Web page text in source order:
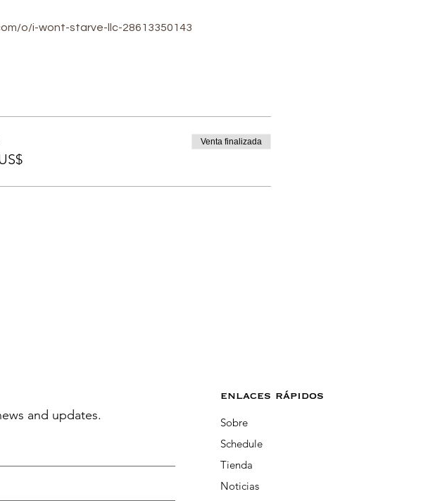
o/i-wont-starve-llc-28613350143
Venta finalizada
and updates.
enlaces rápidos
Sobre
Schedule
Tienda
Noticias